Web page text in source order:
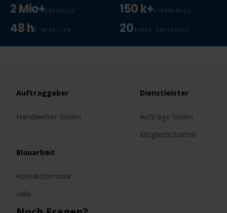
2 Mio+ANFRAGEN 150 k+HANDWERKER
48 hØ REAKTION 20JAHRE ERFAHRUNG
Auftraggeber
Handwerker finden
Dienstleister
Aufträge finden
Mitgliedschaften
Blauarbeit
Kontaktformular
Hilfe